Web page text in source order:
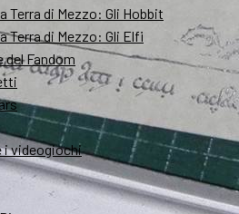
Terra di Mezzo: Gli Hobbit
Terra di Mezzo: Gli Elfi
del Fandom
i videogiochi